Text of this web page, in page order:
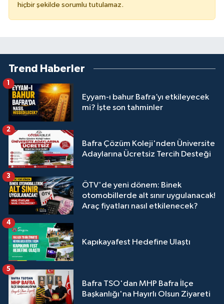
hiçbir şekilde sorumlu tutulamaz.
Trend Haberler
Eyyam-ı bahur Bafra’yı etkileyecek
mi? İşte son tahminler
1
Bafra Çözüm Koleji'nden Üniversite
Adaylarına Ücretsiz Tercih Desteği
2
ÖTV'de yeni dönem: Binek
otomobillerde alt sınır uygulanacak!
Araç fiyatları nasıl etkilenecek?
3
Kapıkayafest Hedefine Ulaştı
4
Bafra TSO'dan MHP Bafra İlçe
Başkanlığı'na Hayırlı Olsun Ziyareti
5